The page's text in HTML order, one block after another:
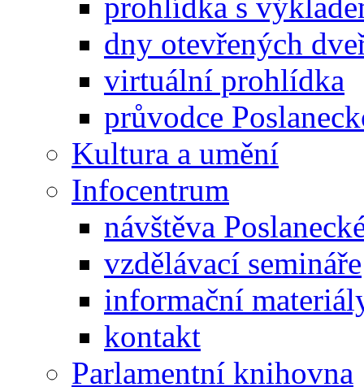
dny otevřených
virtuální prohlídka
průvodce
Kultura a umění
Infocentrum
návštěva
vzdělávací semináře
informační
kontakt
Parlamentní knihovna